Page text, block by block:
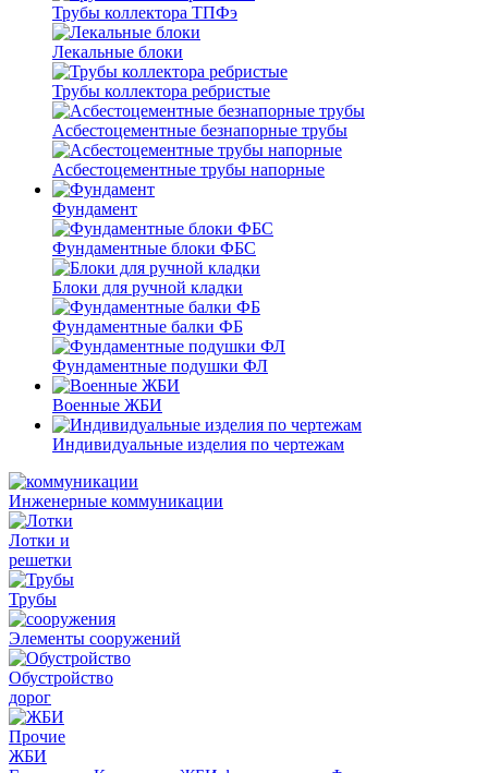
Трубы коллектора ТПФэ
Лекальные блоки
Трубы коллектора ребристые
Асбестоцементные безнапорные трубы
Асбестоцементные трубы напорные
Фундамент
Фундаментные блоки ФБС
Блоки для ручной кладки
Фундаментные балки ФБ
Фундаментные подушки ФЛ
Военные ЖБИ
Индивидуальные изделия по чертежам
Инженерные коммуникации
Лотки и
решетки
Трубы
Элементы сооружений
Обустройство
дорог
Прочие
ЖБИ